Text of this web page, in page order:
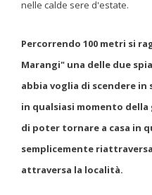
nelle calde sere d'estate.
Percorrendo 100 metri si
Marangi" una delle due
abbia voglia di scendere in
in qualsiasi momento
di poter tornare a casa in
semplicemente
attraversa la località.